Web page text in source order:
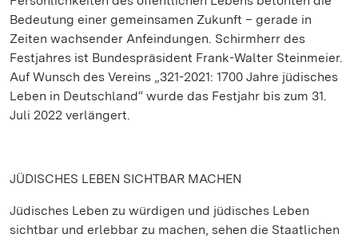
Bedeutung einer gemeinsamen Zukunft – gerade in
Zeiten wachsender Anfeindungen. Schirmherr des
Festjahres ist Bundespräsident Frank-Walter Steinmeier.
Auf Wunsch des Vereins „321-2021: 1700 Jahre jüdisches
Leben in Deutschland“ wurde das Festjahr bis zum 31.
Juli 2022 verlängert.
JÜDISCHES LEBEN SICHTBAR MACHEN
Jüdisches Leben zu würdigen und jüdisches Leben
sichtbar und erlebbar zu machen, sehen die Staatlichen